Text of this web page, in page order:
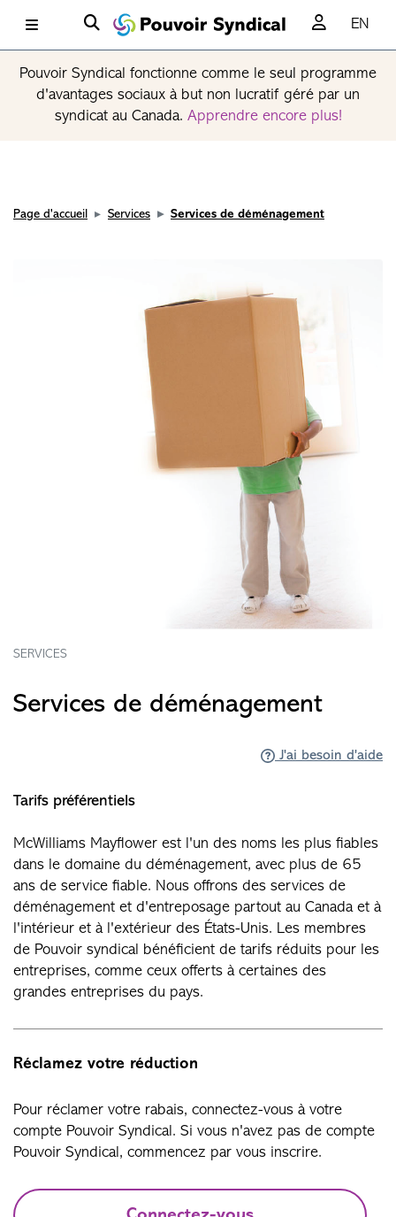
EN
Pouvoir Syndical fonctionne comme le seul programme
d'avantages sociaux à but non lucratif géré par un
syndicat au Canada. Apprendre encore plus!
Page d'accueil Services Services de déménagement
SERVICES
Services de déménagement
J'ai besoin d'aide
Tarifs préférentiels
McWilliams Mayflower est l'un des noms les plus fiables
dans le domaine du déménagement, avec plus de 65
ans de service fiable. Nous offrons des services de
déménagement et d'entreposage partout au Canada et à
l'intérieur et à l'extérieur des États-Unis. Les membres
de Pouvoir syndical bénéficient de tarifs réduits pour les
entreprises, comme ceux offerts à certaines des
grandes entreprises du pays.
Réclamez votre réduction
Pour réclamer votre rabais, connectez-vous à votre
compte Pouvoir Syndical. Si vous n'avez pas de compte
Pouvoir Syndical, commencez par vous inscrire.